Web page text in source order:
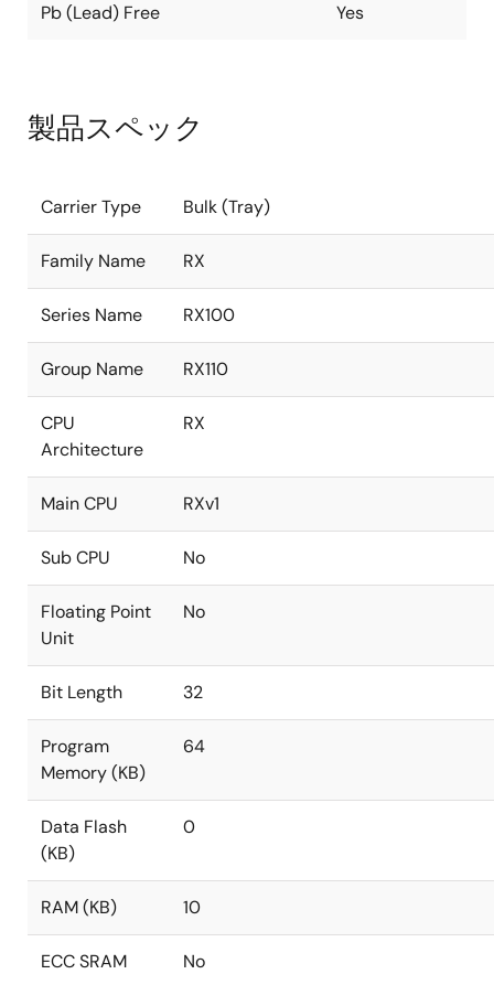
Pb (Lead) Free Yes
製品スペック
Carrier Type Bulk (Tray)
Family Name RX
Series Name RX100
Group Name RX110
CPU
Architecture
RX
Main CPU RXv1
Sub CPU No
Floating Point
Unit
No
Bit Length 32
Program
Memory (KB)
64
Data Flash
(KB)
0
RAM (KB) 10
ECC SRAM No